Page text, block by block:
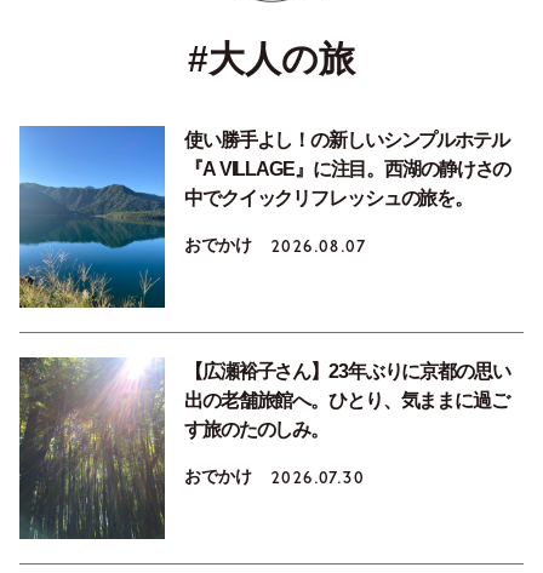
#大人の旅
使い勝手よし！の新しいシンプルホテル
『A VILLAGE』に注目。西湖の静けさの
中でクイックリフレッシュの旅を。
おでかけ 2026.08.07
【広瀬裕子さん】23年ぶりに京都の思い
出の老舗旅館へ。ひとり、気ままに過ご
す旅のたのしみ。
おでかけ 2026.07.30